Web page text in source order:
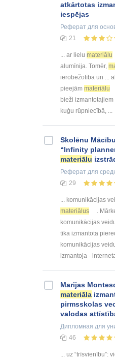
atkārtotas
iespējas
Реферат для
21
... ar lielu materiālu
alumīnija. Tomēr,
ierobežotība un ...
pieejām materiālu
bieži izmantotajiem
kuģu rūpniecībā, ...
Skolēnu
“Infinity
materiālu
Реферат для
29
... komunikācijas
materiālus
.
komunikācijas
tika izmantota
komunikācijas
izmantoja - interneta
Marijas
materiāla
pirmsskolas
valodas
Дипломная для
46
... uz “trīsvienību”: